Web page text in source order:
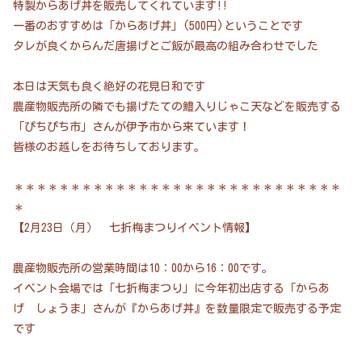
特製からあげ丼を販売してくれています!!
一番のおすすめは「からあげ丼」(500円)ということです
タレが良くからんだ唐揚げとご飯が最高の組み合わせでした
本日は天気も良く絶好の花見日和です
農産物販売所の隣でも揚げたての鱧入りじゃこ天などを販売する
「ぴちぴち市」さんが伊予市から来ています！
皆様のお越しをお待ちしております。
＊＊＊＊＊＊＊＊＊＊＊＊＊＊＊＊＊＊＊＊＊＊＊＊＊＊＊＊＊
＊
【2月23日（月） 七折梅まつりイベント情報】
農産物販売所の営業時間は10：00から16：00です。
イベント会場では「七折梅まつり」に今年初出店する「からあ
げ しょうま」さんが『からあげ丼』を数量限定で販売する予定
です